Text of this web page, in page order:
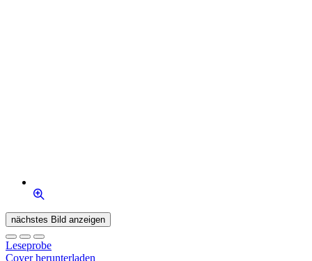
nächstes Bild anzeigen
Leseprobe
Cover herunterladen